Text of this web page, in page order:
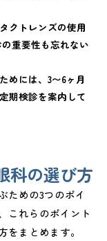
クトレンズの使用
重要性も忘れない
めには、3〜6ヶ月
期検診を案内して
科の選び方
ための3つのポイ
これらのポイント
まとめます。